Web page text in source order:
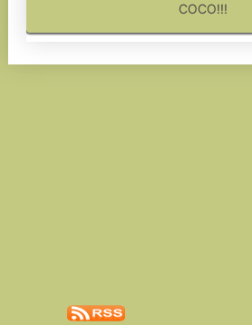
COCO!!!